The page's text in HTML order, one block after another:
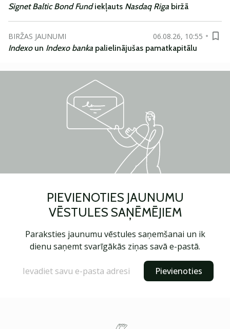
Signet Baltic Bond Fundiekļauts Nasdaq Riga biržā
BIRŽAS JAUNUMI
06.08.26, 10:55
Indexoun Indexo banka palielinājušas pamatkapitālu
PIEVIENOTIES JAUNUMU
VĒSTULES SAŅĒMĒJIEM
Paraksties jaunumu vēstules saņemšanai un ik
dienu saņemt svarīgākās ziņas savā e-pastā.
Pievienoties